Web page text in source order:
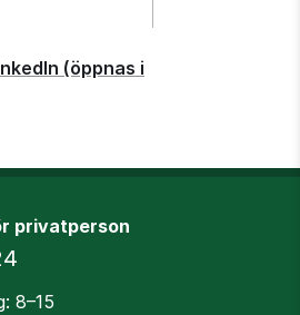
(öppnas i
privatperson
8–15